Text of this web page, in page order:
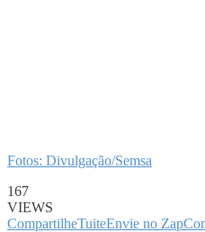
Fotos: Divulgação/Semsa
167
VIEWS
CompartilheTuiteEnvie no Zap